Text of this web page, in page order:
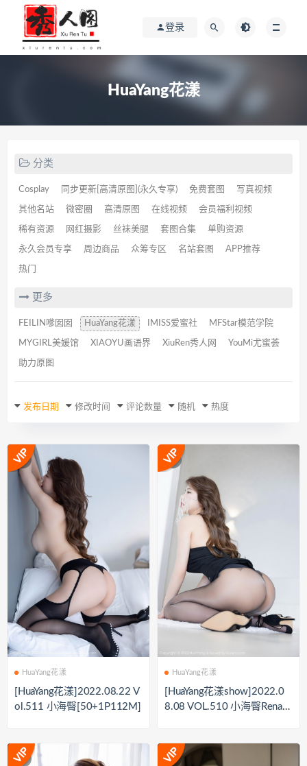
登录
HuaYang花漾
分类
Cosplay 同步更新[高清原图](永久专享) 免费套图 写真视频
其他名站 微密圈 高清原图 在线视频 会员福利视频
稀有资源 网红摄影 丝袜美腿 套图合集 单购资源
永久会员专享 周边商品 众筹专区 名站套图 APP推荐
热门
更多
FEILIN嗲囡囡 HuaYang花漾 IMISS爱蜜社 MFStar模范学院
MYGIRL美媛馆 XIAOYU画语界 XiuRen秀人网 YouMi尤蜜荟
助力原图
发布日期 修改时间 评论数量 随机 热度
HuaYang花漾
[HuaYang花漾]2022.08.22 V
ol.511 小海臀[50+1P112M]
HuaYang花漾
[HuaYang花漾show]2022.0
8.08 VOL.510 小海臀Rena[6